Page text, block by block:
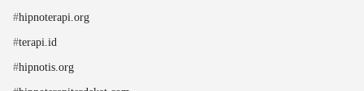
#hipnoterapi.org
#terapi.id
#hipnotis.org